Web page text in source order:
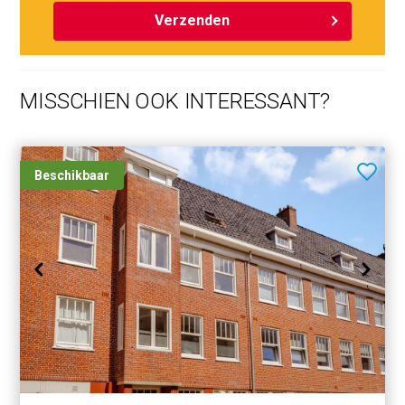
Verzenden
MISSCHIEN OOK INTERESSANT?
Beschikbaar